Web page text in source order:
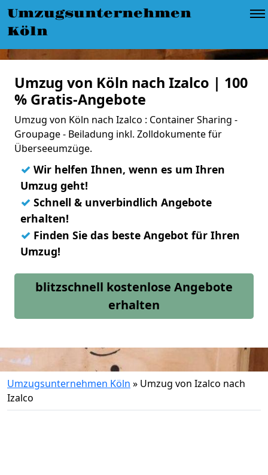
Umzugsunternehmen
Köln
Umzug von Köln nach Izalco | 100
% Gratis-Angebote
Umzug von Köln nach Izalco : Container Sharing -
Groupage - Beiladung inkl. Zolldokumente für
Überseeumzüge.
✓ Wir helfen Ihnen, wenn es um Ihren
Umzug geht!
✓ Schnell & unverbindlich Angebote
erhalten!
✓ Finden Sie das beste Angebot für Ihren
Umzug!
blitzschnell kostenlose Angebote
erhalten
Umzugsunternehmen Köln » Umzug von Izalco nach
Izalco